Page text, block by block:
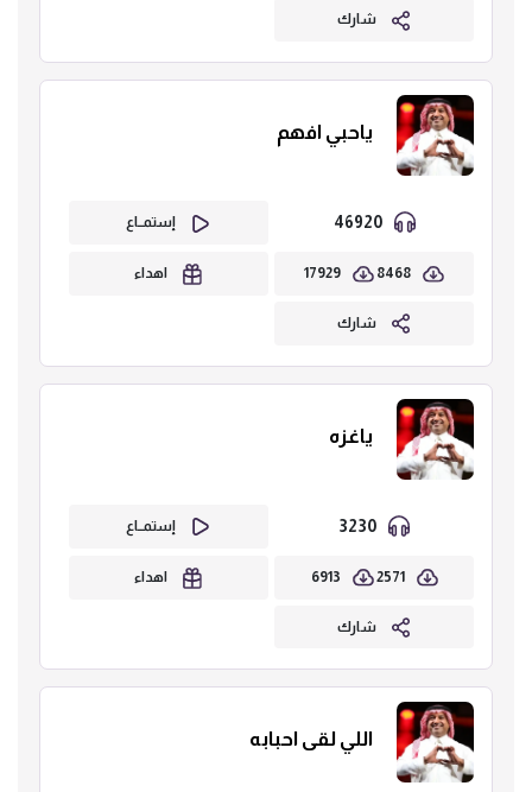
شارك
ياحبي افهم
46920 إستمــاع
8468
17929 اهداء
شارك
ياغزه
إستمــاع
2571
6913 اهداء
شارك
اللي لقى احبابه